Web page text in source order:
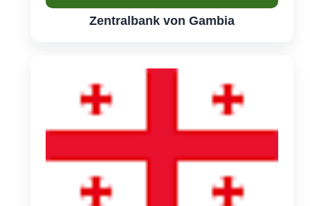
Zentralbank von Gambia